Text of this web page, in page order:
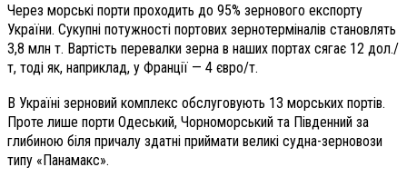
Через морські порти проходить до 95% зернового експорту
України. Сукупні потужності портових зернотерміналів становлять
3,8 млн т. Вартість перевалки зерна в наших портах сягає 12 дол./
т, тоді як, наприклад, у Франції — 4 євро/т.
В Україні зерновий комплекс обслуговують 13 морських портів.
Проте лише порти Одеський, Чорноморський та Південний за
глибиною біля причалу здатні приймати великі судна-зерновози
типу «Панамакс».